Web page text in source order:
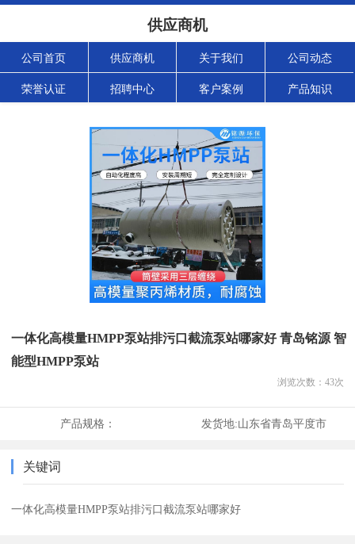
供应商机
公司首页 供应商机 关于我们 公司动态
荣誉认证 招聘中心 客户案例 产品知识
一体化高模量HMPP泵站排污口截流泵站哪家好 青岛铭源 智
能型HMPP泵站
浏览次数： 43次
产品规格： 发货地:山东省青岛平度市
关键词
一体化高模量HMPP泵站排污口截流泵站哪家好